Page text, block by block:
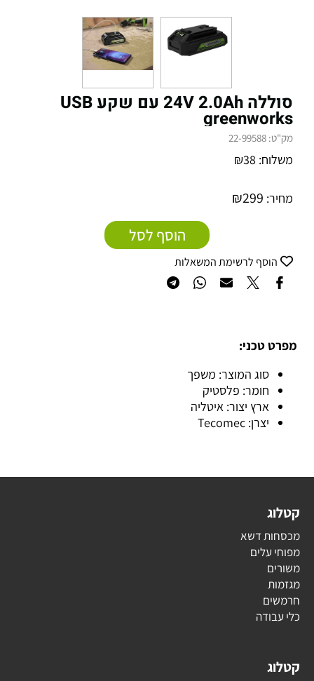
סוללה 24V 2.0Ah עם שקע USB
greenworks
מק"ט: 22-99588
משלוח: ₪38
מחיר: ₪299
הוסף לסל
הוסף לרשימת המשאלות
מפרט טכני:
סוג המוצר: משפך
חומר: פלסטיק
ארץ יצור: איטליה
יצרן: Tecomec
קטלוג
מכסחות דשא
מפוחי עלים
משורים
מגזמות
חרמשים
כלי עבודה
קטלוג